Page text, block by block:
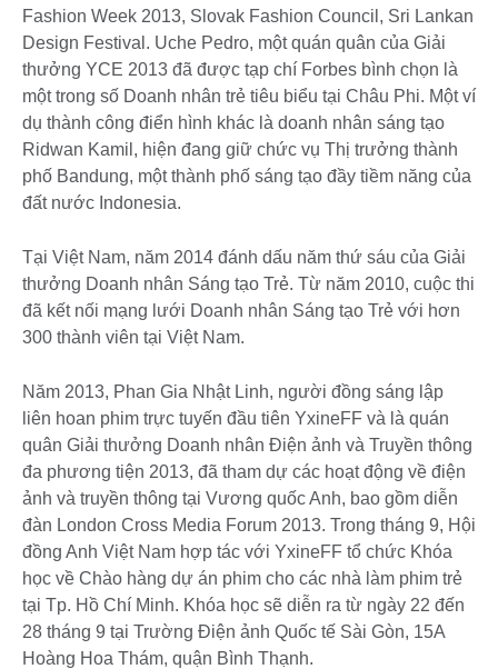
Fashion Week 2013, Slovak Fashion Council, Sri Lankan
Design Festival. Uche Pedro, một quán quân của Giải
thưởng YCE 2013 đã được tạp chí Forbes bình chọn là
một trong số Doanh nhân trẻ tiêu biểu tại Châu Phi. Một ví
dụ thành công điển hình khác là doanh nhân sáng tạo
Ridwan Kamil, hiện đang giữ chức vụ Thị trưởng thành
phố Bandung, một thành phố sáng tạo đầy tiềm năng của
đất nước Indonesia.
Tại Việt Nam, năm 2014 đánh dấu năm thứ sáu của Giải
thưởng Doanh nhân Sáng tạo Trẻ. Từ năm 2010, cuộc thi
đã kết nối mạng lưới Doanh nhân Sáng tạo Trẻ với hơn
300 thành viên tại Việt Nam.
Năm 2013, Phan Gia Nhật Linh, người đồng sáng lập
liên hoan phim trực tuyến đầu tiên YxineFF và là quán
quân Giải thưởng Doanh nhân Điện ảnh và Truyền thông
đa phương tiện 2013, đã tham dự các hoạt động về điện
ảnh và truyền thông tại Vương quốc Anh, bao gồm diễn
đàn London Cross Media Forum 2013. Trong tháng 9, Hội
đồng Anh Việt Nam hợp tác với YxineFF tổ chức Khóa
học về Chào hàng dự án phim cho các nhà làm phim trẻ
tại Tp. Hồ Chí Minh. Khóa học sẽ diễn ra từ ngày 22 đến
28 tháng 9 tại Trường Điện ảnh Quốc tế Sài Gòn, 15A
Hoàng Hoa Thám, quận Bình Thạnh.